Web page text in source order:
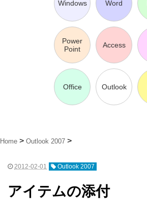
Windows Word
Power
Point
Access
Office Outlook
Home Outlook 2007
2012-02-01 Outlook 2007
アイテムの添付